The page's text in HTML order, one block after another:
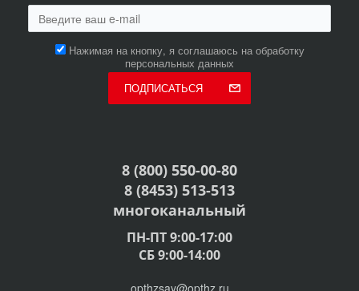
Нажимая на кнопку, я соглашаюсь на обработку
персональных данных
ПОДПИСАТЬСЯ
8 (800) 550-00-80
8 (8453) 513-513
многоканальный
ПН-ПТ 9:00-17:00
СБ 9:00-14:00